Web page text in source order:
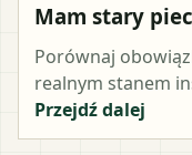
Mam stary piec
Porównaj
realnym stanem
Przejdź dalej